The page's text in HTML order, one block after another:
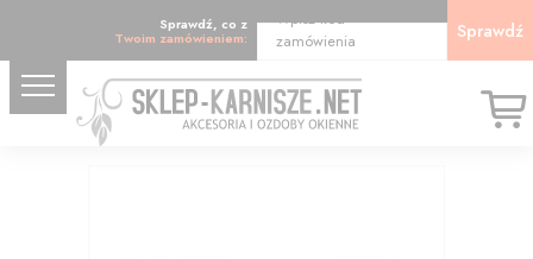
Sprawdź, co z
Twoim zamówieniem:
Wpisz kod
zamówienia
Sprawdź